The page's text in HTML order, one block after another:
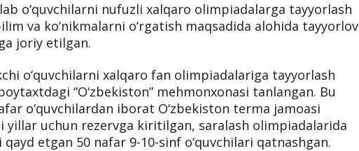
o‘quvchilarni nufuzli xalqaro olimpiadalarga tayyorlash
va ko‘nikmalarni o‘rgatish maqsadida alohida tayyorlov
joriy etilgan.
o‘quvchilarni xalqaro fan olimpiadalariga tayyorlash
“O‘zbekiston” mehmonxonasi tanlangan. Bu
o‘quvchilardan iborat O‘zbekiston terma jamoasi
yillar uchun rezervga kiritilgan, saralash olimpiadalarida
etgan 50 nafar 9-10-sinf o‘quvchilari qatnashgan.